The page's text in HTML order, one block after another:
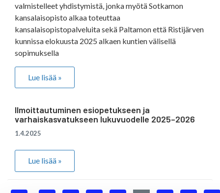
valmistelleet yhdistymistä, jonka myötä Sotkamon
kansalaisopisto alkaa toteuttaa
kansalaisopistopalveluita sekä Paltamon että Ristijärven
kunnissa elokuusta 2025 alkaen kuntien välisellä
sopimuksella
Lue lisää »
Ilmoittautuminen esiopetukseen ja
varhaiskasvatukseen lukuvuodelle 2025–2026
1.4.2025
Lue lisää »